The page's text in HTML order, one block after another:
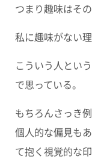
つまり趣味はそ
私に趣味がない
こういう人とい
で思っている。
もちろんさっき
個人的な偏見も
て抱く視覚的な